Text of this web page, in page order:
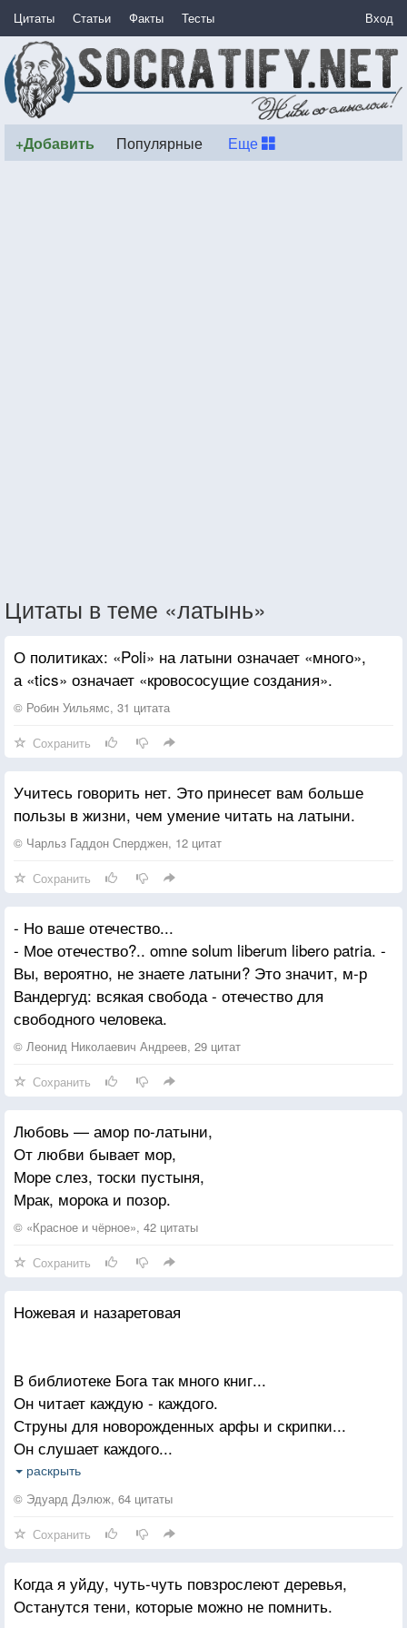
Цитаты Статьи Факты Тесты Вход
+Добавить Популярные Еще
Цитаты в теме «латынь»
О политиках: «Poli» на латыни означает «много»,
а «tics» означает «кровососущие создания».
© Робин Уильямс, 31 цитата
Сохранить
Учитесь говорить нет. Это принесет вам больше
пользы в жизни, чем умение читать на латыни.
© Чарльз Гаддон Сперджен, 12 цитат
Сохранить
- Но ваше отечество...
- Мое отечество?.. omne solum liberum libero patria. -
Вы, вероятно, не знаете латыни? Это значит, м-р
Вандергуд: всякая свобода - отечество для
свободного человека.
© Леонид Николаевич Андреев, 29 цитат
Сохранить
Любовь — амор по-латыни,
От любви бывает мор,
Море слез, тоски пустыня,
Мрак, морока и позор.
© «Красное и чёрное», 42 цитаты
Сохранить
Ножевая и назаретовая
В библиотеке Бога так много книг...
Он читает каждую - каждого.
Струны для новорожденных арфы и скрипки...
Он слушает каждого...
Он знает, что с той стороны картины больно
каждому.
Готовясь испытывать на прочность их сердца...
Он плачет, отпуская нас в познание тяжести...
Так падаем мы в рассвет, ударившись теменем о
столп яркого света.
раскрыть
© Эдуард Дэлюж, 64 цитаты
Сохранить
Когда я уйду, чуть-чуть повзрослеют деревья,
Останутся тени, которые можно не помнить.